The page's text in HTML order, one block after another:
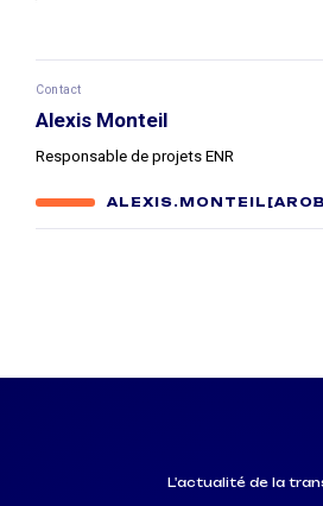
Contact
Alexis Monteil
Responsable de projets ENR
L'actualité de la